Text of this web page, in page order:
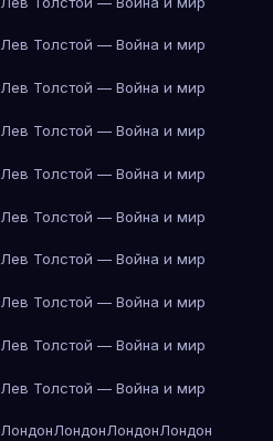
Лев Толстой — Война и мир
Лев Толстой — Война и мир
Лев Толстой — Война и мир
Лев Толстой — Война и мир
Лев Толстой — Война и мир
Лев Толстой — Война и мир
Лев Толстой — Война и мир
Лев Толстой — Война и мир
Лев Толстой — Война и мир
ЛондонЛондонЛондонЛондон